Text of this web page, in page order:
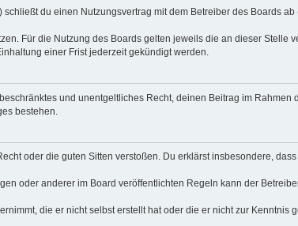
du einen Nutzungsvertrag mit dem Betreiber des Boards ab
Für die Nutzung des Boards gelten jeweils die an dieser Stelle
einer Frist jederzeit gekündigt werden.
und unentgeltliches Recht, deinen Beitrag im Rahmen
bestehen.
oder die guten Sitten verstoßen. Du erklärst insbesondere,
oder anderer im Board veröffentlichten Regeln kann der
die er nicht selbst erstellt hat oder die er nicht zur Kenntnis